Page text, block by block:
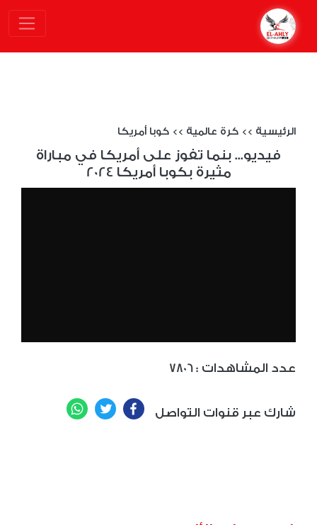
الرئيسية >> كرة عالمية >> كوبا أمريكا
فيديو... بنما تفوز على أمريكا في مباراة
مثيرة بكوبا أمريكا 2024
7806 : عدد المشاهدات
شارك عبر قنوات التواصل Facebook
Twitter